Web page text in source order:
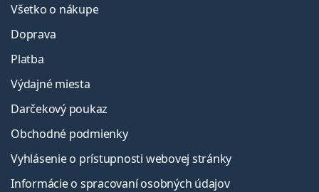
Všetko o nákupe
Doprava
Platba
Výdajné miesta
Darčekový poukaz
Obchodné podmienky
Vyhlásenie o prístupnosti webovej stránky
Informácie o spracovaní osobných údajov